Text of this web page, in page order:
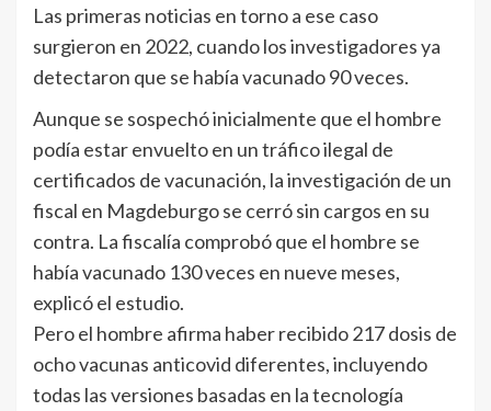
Las primeras noticias en torno a ese caso
surgieron en 2022, cuando los investigadores ya
detectaron que se había vacunado 90 veces.
Aunque se sospechó inicialmente que el hombre
podía estar envuelto en un tráfico ilegal de
certificados de vacunación, la investigación de un
fiscal en Magdeburgo se cerró sin cargos en su
contra. La fiscalía comprobó que el hombre se
había vacunado 130 veces en nueve meses,
explicó el estudio.
Pero el hombre afirma haber recibido 217 dosis de
ocho vacunas anticovid diferentes, incluyendo
todas las versiones basadas en la tecnología